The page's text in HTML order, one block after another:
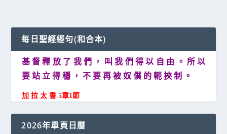
每日聖經經句(和合本)
基 督 釋 放 了 我 們 ， 叫 我 們 得 以 自 由 。 所 以
要 站 立 得 穩 ， 不 要 再 被 奴 僕 的 軛 挾 制 。
加 拉 太 書 5章1節
2026年單頁日曆